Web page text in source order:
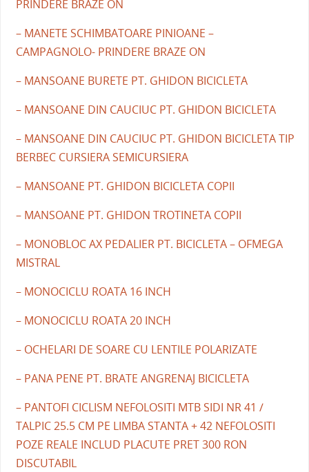
PRINDERE BRAZE ON
– MANETE SCHIMBATOARE PINIOANE –
CAMPAGNOLO- PRINDERE BRAZE ON
– MANSOANE BURETE PT. GHIDON BICICLETA
– MANSOANE DIN CAUCIUC PT. GHIDON BICICLETA
– MANSOANE DIN CAUCIUC PT. GHIDON BICICLETA TIP
BERBEC CURSIERA SEMICURSIERA
– MANSOANE PT. GHIDON BICICLETA COPII
– MANSOANE PT. GHIDON TROTINETA COPII
– MONOBLOC AX PEDALIER PT. BICICLETA – OFMEGA
MISTRAL
– MONOCICLU ROATA 16 INCH
– MONOCICLU ROATA 20 INCH
– OCHELARI DE SOARE CU LENTILE POLARIZATE
– PANA PENE PT. BRATE ANGRENAJ BICICLETA
– PANTOFI CICLISM NEFOLOSITI MTB SIDI NR 41 /
TALPIC 25.5 CM PE LIMBA STANTA + 42 NEFOLOSITI
POZE REALE INCLUD PLACUTE PRET 300 RON
DISCUTABIL